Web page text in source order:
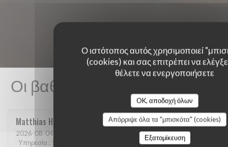
Ο ιστότοπος αυτός χρησιμοποιεί
(cookies) και σας επιτρέπει να
θέλετε να ενεργοποιήσετε
OK, αποδοχή όλων
Απόρριψε όλα τα "μπισκότα" (cookies)
Εξατομίκευση
Οι βαθμολογίες πελατών μας
Matthias H
2026-08-04
Υπηρεσία : 5 :5/5 Ποιότητα / Τιμή